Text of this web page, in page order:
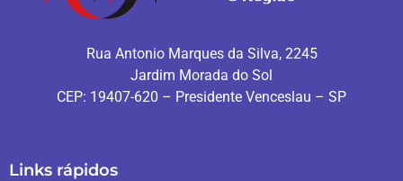
Rua Antonio Marques da Silva, 2245
Jardim Morada do Sol
CEP: 19407-620 – Presidente Venceslau – SP
Links rápidos